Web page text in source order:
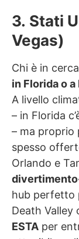
3. Stati
Vegas)
Chi è in
in Florida o a
A livello
– in Florida
– ma proprio
spesso
Orlando e
hub perfetto
Death Valley
ESTA per